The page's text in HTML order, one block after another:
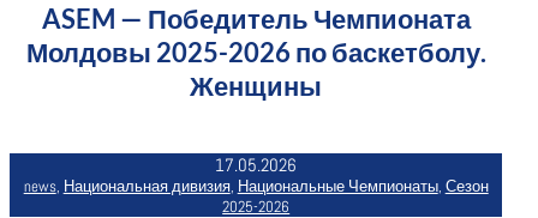
ASEM — Победитель Чемпионата
Молдовы 2025-2026 по баскетболу.
Женщины
17.05.2026
news, Национальная дивизия, Национальные Чемпионаты, Сезон
2025-2026